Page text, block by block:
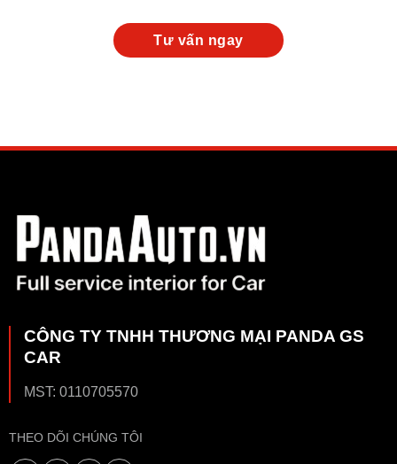
CÔNG TY TNHH THƯƠNG MẠI PANDA GS
CAR
MST: 0110705570
THEO DÕI CHÚNG TÔI